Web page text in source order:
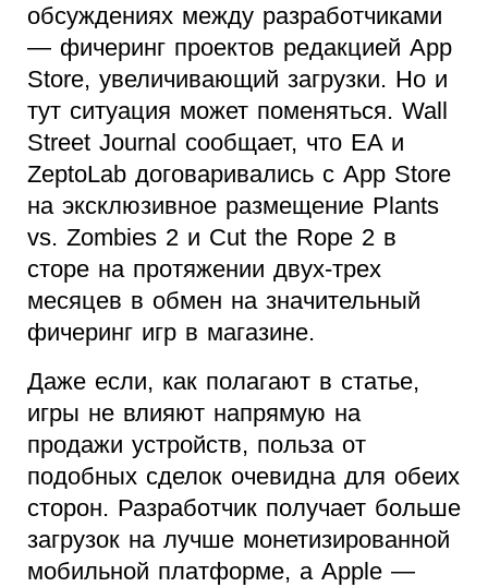
обсуждениях между разработчиками
— фичеринг проектов редакцией App
Store, увеличивающий загрузки. Но и
тут ситуация может поменяться. Wall
Street Journal сообщает, что EA и
ZeptoLab договаривались с App Store
на эксклюзивное размещение Plants
vs. Zombies 2 и Cut the Rope 2 в
сторе на протяжении двух-трех
месяцев в обмен на значительный
фичеринг игр в магазине.
Даже если, как полагают в статье,
игры не влияют напрямую на
продажи устройств, польза от
подобных сделок очевидна для обеих
сторон. Разработчик получает больше
загрузок на лучше монетизированной
мобильной платформе, а Apple —